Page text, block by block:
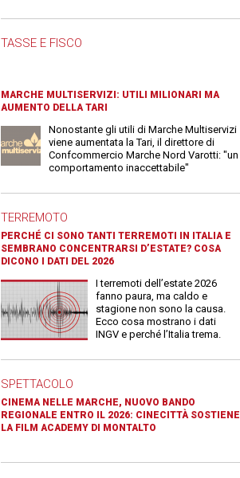
TASSE E FISCO
MARCHE MULTISERVIZI: UTILI MILIONARI MA
AUMENTO DELLA TARI
Nonostante gli utili di Marche Multiservizi
viene aumentata la Tari, il direttore di
Confcommercio Marche Nord Varotti: "un
comportamento inaccettabile"
TERREMOTO
PERCHÉ CI SONO TANTI TERREMOTI IN ITALIA E
SEMBRANO CONCENTRARSI D’ESTATE? COSA
DICONO I DATI DEL 2026
I terremoti dell’estate 2026
fanno paura, ma caldo e
stagione non sono la causa.
Ecco cosa mostrano i dati
INGV e perché l’Italia trema.
SPETTACOLO
CINEMA NELLE MARCHE, NUOVO BANDO
REGIONALE ENTRO IL 2026: CINECITTÀ SOSTIENE
LA FILM ACADEMY DI MONTALTO